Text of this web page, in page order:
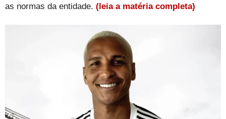
as normas da entidade. (leia a matéria completa)